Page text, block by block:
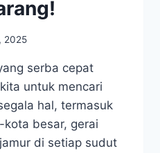
2025
serba cepat
untuk mencari
hal, termasuk
besar, gerai
di setiap sudut